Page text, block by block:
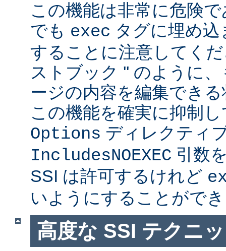
この機能は非常に危険
でも exec タグに埋め
することに注意してく
ストブック '' のように
ージの内容を編集でき
この機能を確実に抑制
Options ディレクティ
IncludesNOEXEC 引数
SSI は許可するけれど
いようにすることがで
高度な SSI テクニ